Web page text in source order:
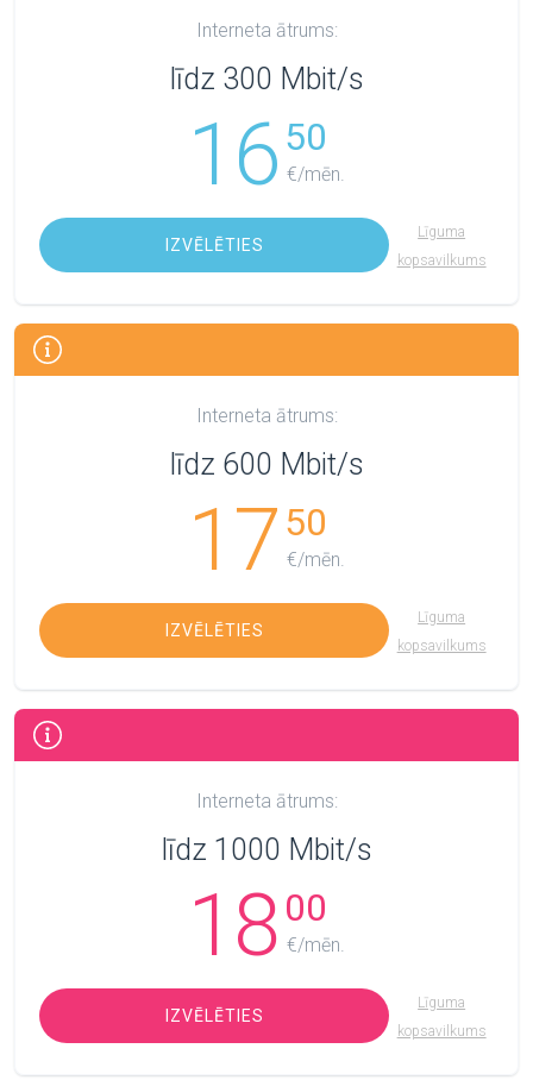
Interneta ātrums:
līdz 300 Mbit/s
16 50
€/mēn.
IZVĒLĒTIES
Līguma
kopsavilkums
Interneta ātrums:
līdz 600 Mbit/s
17 50
€/mēn.
IZVĒLĒTIES
Līguma
kopsavilkums
Interneta ātrums:
līdz 1000 Mbit/s
18 00
€/mēn.
IZVĒLĒTIES
Līguma
kopsavilkums